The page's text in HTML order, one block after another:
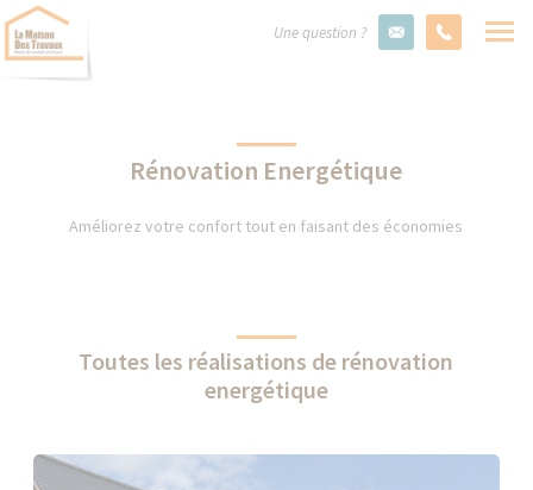
Une question ?
Rénovation Energétique
Améliorez votre confort tout en faisant des économies
Toutes les réalisations de rénovation
energétique